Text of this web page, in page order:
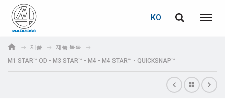
S.p.A.
KO
메뉴
제품
제품 목록
M1 STAR™ OD - M3 STAR™ - M4 - M4 STAR™ - QUICKSNAP™
Italiano
로그인
이메일